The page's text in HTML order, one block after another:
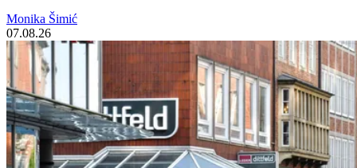
Monika Šimić
07.08.26